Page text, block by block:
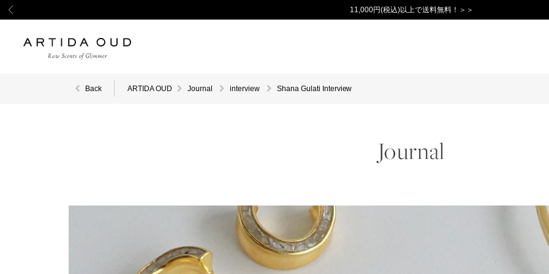
新規会員登録で1,000ポイントプレゼント！>>
Back ARTIDA OUD Journal interview Shana Gulati Interview
Journal